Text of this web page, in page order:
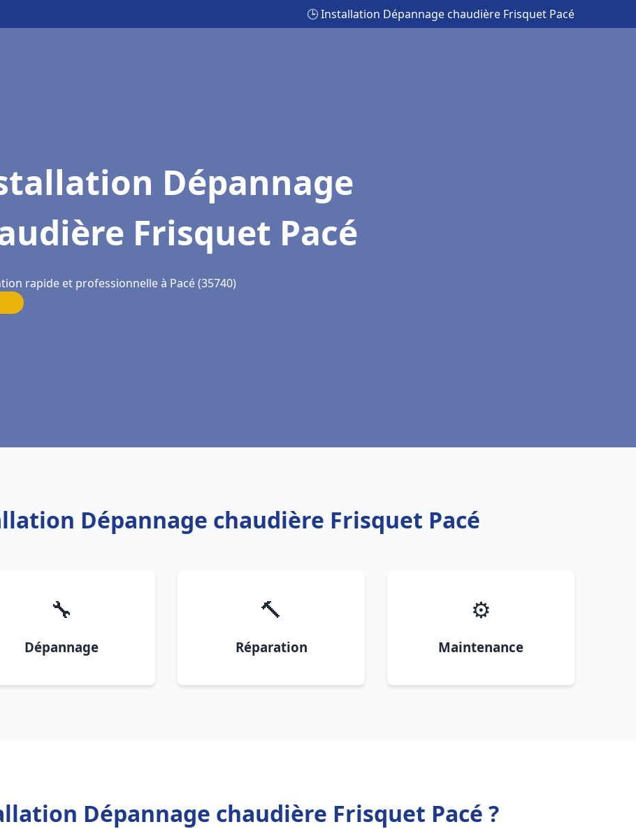
🕒 Installation Dépannage chaudière Frisquet Pacé
Dépannage
Frisquet Pacé
rapide et professionnelle à Pacé (35740)
Dépannage chaudière Frisquet Pacé
🔧
Dépannage
🔨
Réparation
⚙️
Maintenance
Dépannage chaudière Frisquet Pacé ?